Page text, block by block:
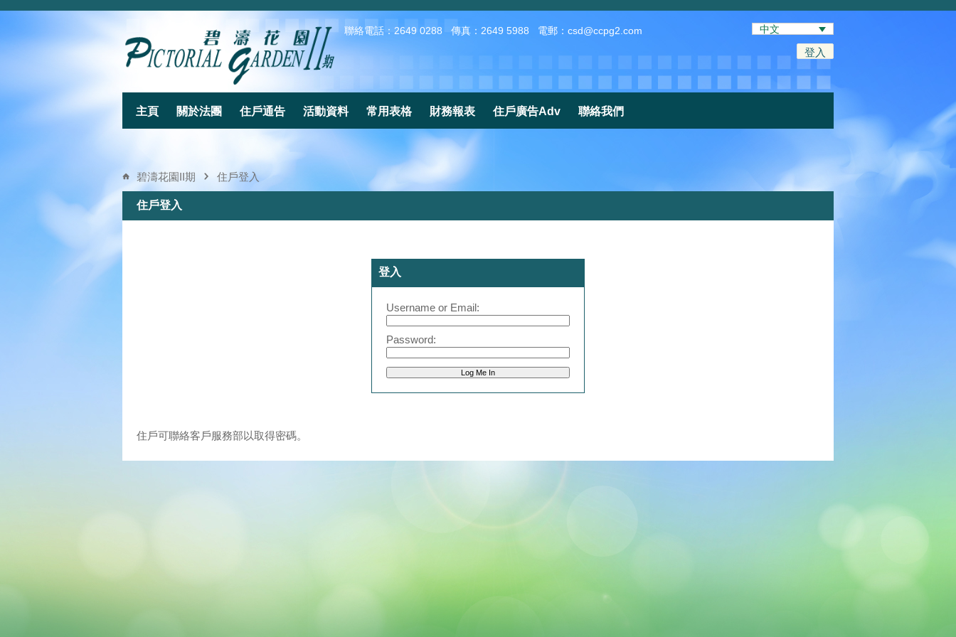
聯絡電話：2649 0288 傳真：2649 5988 電郵： csd@ccpg2.com 中文
登入
主頁 關於法團 住戶通告 活動資料 常用表格 財務報表 住戶廣告Adv 聯絡我們
碧濤花園II期 住戶登入
住戶登入
登入
Username or Email:
Password:
住戶可聯絡客戶服務部以取得密碼。